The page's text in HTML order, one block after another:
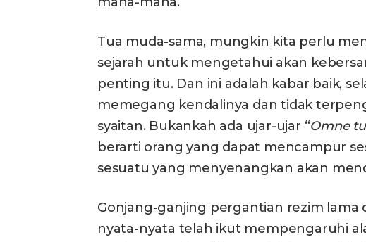
Tua muda-sama, mungkin kita perlu
sejarah untuk mengetahui akan
penting itu. Dan ini adalah kabar baik,
memegang kendalinya dan tidak
syaitan. Bukankah ada ujar-ujar “Omne
berarti orang yang dapat mencampur
sesuatu yang menyenangkan akan
Gonjang-ganjing pergantian rezim lama
nyata-nyata telah ikut mempengaruhi